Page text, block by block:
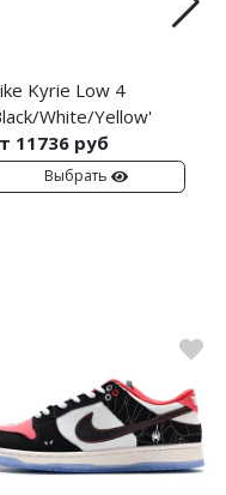
Kyrie Low 4
White/Yellow'
11736 руб
Выбрать